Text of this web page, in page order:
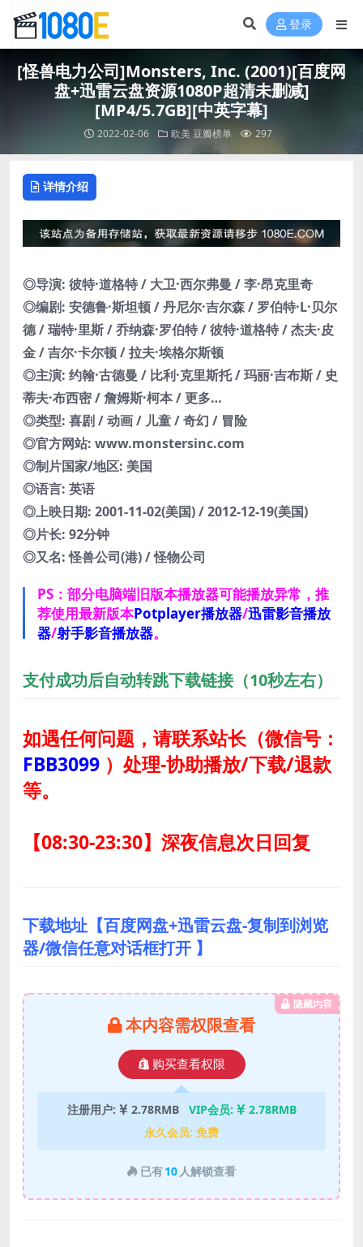
登录
[怪兽电力公司]Monsters, Inc. (2001)[百度网
盘+迅雷云盘资源1080P超清未删减]
[MP4/5.7GB][中英字幕]
2022-02-06 欧美豆瓣榜单 297
详情介绍
◎导演: 彼特·道格特 / 大卫·西尔弗曼 / 李·昂克里奇
◎编剧: 安德鲁·斯坦顿 / 丹尼尔·吉尔森 / 罗伯特·L·贝尔
德 / 瑞特·里斯 / 乔纳森·罗伯特 / 彼特·道格特 / 杰夫·皮
金 / 吉尔·卡尔顿 / 拉夫·埃格尔斯顿
◎主演: 约翰·古德曼 / 比利·克里斯托 / 玛丽·吉布斯 / 史
蒂夫·布西密 / 詹姆斯·柯本 / 更多…
◎类型: 喜剧 / 动画 / 儿童 / 奇幻 / 冒险
◎官方网站: www.monstersinc.com
◎制片国家/地区: 美国
◎语言: 英语
◎上映日期: 2001-11-02(美国) / 2012-12-19(美国)
◎片长: 92分钟
◎又名: 怪兽公司(港) / 怪物公司
PS：部分电脑端旧版本播放器可能播放异常，推
荐使用最新版本Potplayer播放器/迅雷影音播放
器/射手影音播放器。
支付成功后自动转跳下载链接（10秒左右）
如遇任何问题，请联系站长（微信号：
FBB3099 ） 处理-协助播放/下载/退款
等。
【08:30-23:30】深夜信息次日回复
下载地址【百度网盘+迅雷云盘-复制到浏览
器/微信任意对话框打开 】
隐藏内容
本内容需权限查看
购买查看权限
注册用户: 2.78RMB VIP会员:
2.78RMB
永久会员: 免费
已有10 人解锁查看